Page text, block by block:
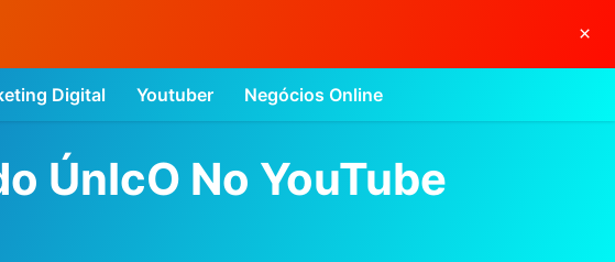
×
Digital Youtuber Negócios Online
ÚnIcO No YouTube